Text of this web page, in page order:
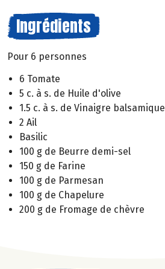
Ingrédients
Pour 6 personnes
6 Tomate
5 c. à s. de Huile d'olive
1.5 c. à s. de Vinaigre balsamique
2 Ail
Basilic
100 g de Beurre demi-sel
150 g de Farine
100 g de Parmesan
100 g de Chapelure
200 g de Fromage de chèvre